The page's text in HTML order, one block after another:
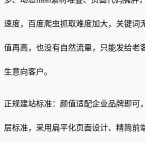
速度，百度爬虫抓取难度加大，关键词
值再高，也没有自然流量，只能发给老
生意向客户。
正规建站标准：颜值适配企业品牌即可
层标准，采用扁平化页面设计、精简前